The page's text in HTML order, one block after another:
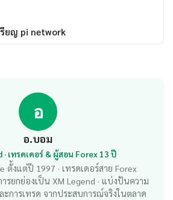
ยญ pi network
อ
อ.บอม
· เทรดเดอร์ & ผู้สอน Forex 13 ปี
ตั้งแต่ปี 1997 · เทรดเดอร์สาย Forex
รยกย่องเป็น XM Legend · แบ่งปันความ
ะการเทรด จากประสบการณ์จริงในตลาด